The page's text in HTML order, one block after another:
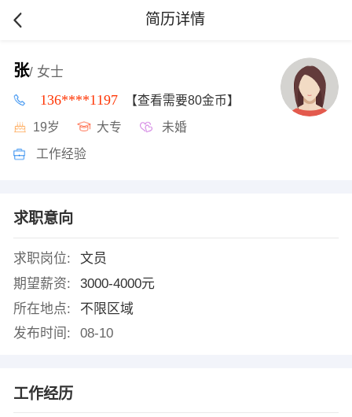
简历详情
张/ 女士
136****1197 【查看需要80金币】
19岁 大专 未婚
工作经验
求职意向
求职岗位:
文员
期望薪资:
3000-4000元
所在地点:
不限区域
发布时间:
08-10
工作经历